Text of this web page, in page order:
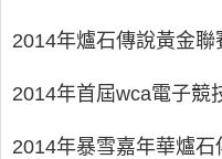
2014年爐石傳說黃金
2014年首屆wca電子競
2014年暴雪嘉年華爐石